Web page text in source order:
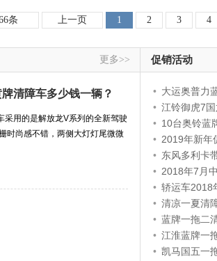
条 上一页 1 2 3 4
更多>>
清障车多少钱一辆？
采用的是解放龙V系列的全新驾驶
时尚感不错，两侧大灯灯尾微微
促销活动
• 大运奥普力
• 江铃御虎7
• 10台奥铃蓝
• 2019年新年促
• 东风多利卡
• 2018年7月中置
• 轿运车2018
• 清凉一夏清障
• 蓝牌一拖二
• 江淮蓝牌一
• 凯马国五一